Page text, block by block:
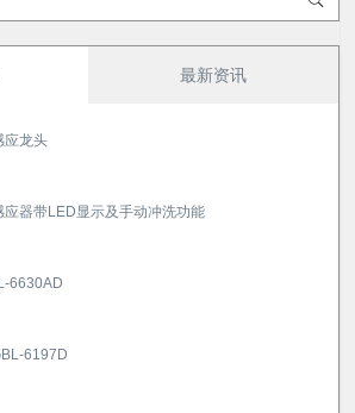
最新资讯
应龙头
应器带LED显示及手动冲洗功能
6630AD
6197D